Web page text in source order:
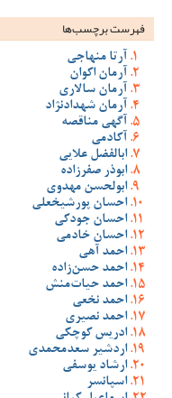
فهرست برچسب‌ها
آرتا منهاجی
آرمان اکوان
آرمان سالاری
آرمان شهدادنژاد
آگهی مناقصه
آکادمی
ابالفضل علایی
ابوذر صفرزاده
ابولحسن مهدوی
احسان پورشیخعلی
احسان جودکی
احسان خادمی
احمد آهی
احمد حسن‌زاده
احمد حیات‌منش
احمد نخعی
احمد نصیری
ادریس کوچکی
اردشیر سعدمحمدی
ارشاد یوسفی
اسپانسر